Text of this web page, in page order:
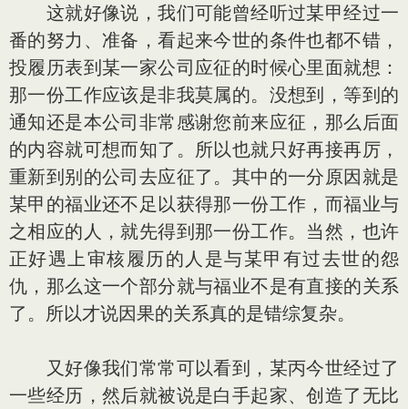
这就好像说，我们可能曾经听过某甲经过一
番的努力、准备，看起来今世的条件也都不错，
投履历表到某一家公司应征的时候心里面就想：
那一份工作应该是非我莫属的。没想到，等到的
通知还是本公司非常感谢您前来应征，那么后面
的内容就可想而知了。所以也就只好再接再厉，
重新到别的公司去应征了。其中的一分原因就是
某甲的福业还不足以获得那一份工作，而福业与
之相应的人，就先得到那一份工作。当然，也许
正好遇上审核履历的人是与某甲有过去世的怨
仇，那么这一个部分就与福业不是有直接的关系
了。所以才说因果的关系真的是错综复杂。
又好像我们常常可以看到，某丙今世经过了
一些经历，然后就被说是白手起家、创造了无比